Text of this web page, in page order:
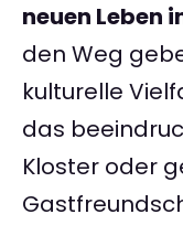
neuen Leben
den Weg
kulturelle
das
Kloster oder